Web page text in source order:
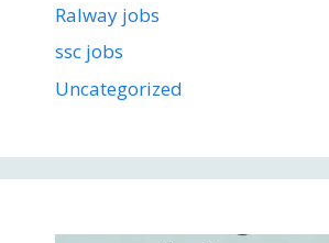
Ralway jobs
ssc jobs
Uncategorized